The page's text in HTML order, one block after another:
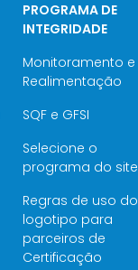
PROGRAMA DE
INTEGRIDADE
Monitoramento e
Realimentação
SQF e GFSI
Selecione o
programa do site
Regras de uso do
logotipo para
parceiros de
Certificação